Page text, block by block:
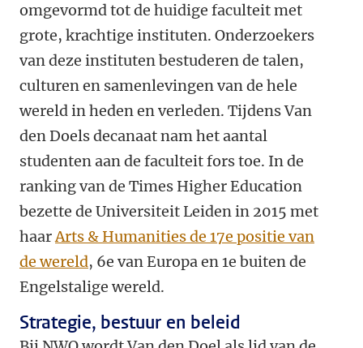
omgevormd tot de huidige faculteit met
grote, krachtige instituten. Onderzoekers
van deze instituten bestuderen de talen,
culturen en samenlevingen van de hele
wereld in heden en verleden. Tijdens Van
den Doels decanaat nam het aantal
studenten aan de faculteit fors toe. In de
ranking van de Times Higher Education
bezette de Universiteit Leiden in 2015 met
haarArts & Humanities de 17e positie van
de wereld, 6e van Europa en 1e buiten de
Engelstalige wereld.
Strategie, bestuur en beleid